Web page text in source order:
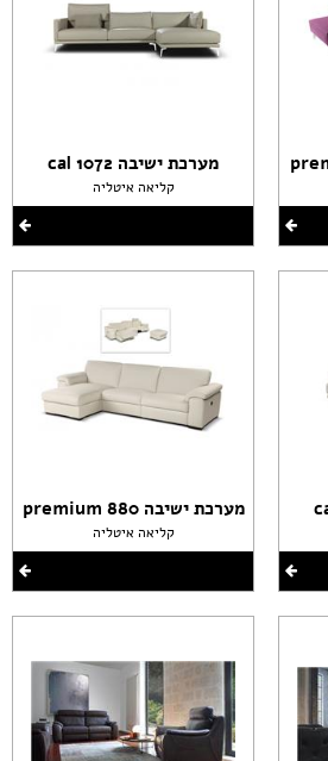
מערכת ישיבה cal 1072
קליאה איטליה
מערכת ישיבה premium 880
קליאה איטליה